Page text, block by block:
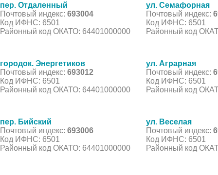
пер. Отдаленный
Почтовый индекс: 693004
Код ИФНС: 6501
Районный код ОКАТО: 64401000000
ул. Семафорная
Почтовый индекс:
Код ИФНС: 6501
Районный код
городок. Энергетиков
Почтовый индекс: 693012
Код ИФНС: 6501
Районный код ОКАТО: 64401000000
ул. Аграрная
Почтовый индекс:
Код ИФНС: 6501
Районный код
пер. Бийский
Почтовый индекс: 693006
Код ИФНС: 6501
Районный код ОКАТО: 64401000000
ул. Веселая
Почтовый индекс:
Код ИФНС: 6501
Районный код